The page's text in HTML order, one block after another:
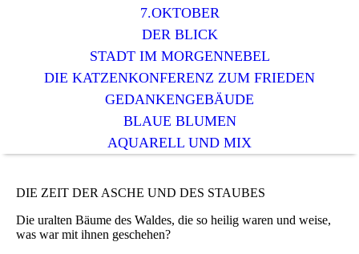
7.OKTOBER
DER BLICK
STADT IM MORGENNEBEL
DIE KATZENKONFERENZ ZUM FRIEDEN
GEDANKENGEBÄUDE
BLAUE BLUMEN
AQUARELL UND MIX
DIE ZEIT DER ASCHE UND DES STAUBES
Die uralten Bäume des Waldes, die so heilig waren und weise,
was war mit ihnen geschehen?